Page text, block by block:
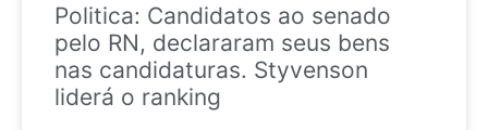
Politica: Candidatos ao senado
pelo RN, declararam seus bens
nas candidaturas. Styvenson
liderá o ranking